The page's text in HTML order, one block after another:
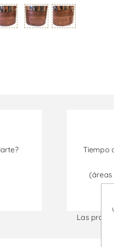
Tiempo
(áreas
Las